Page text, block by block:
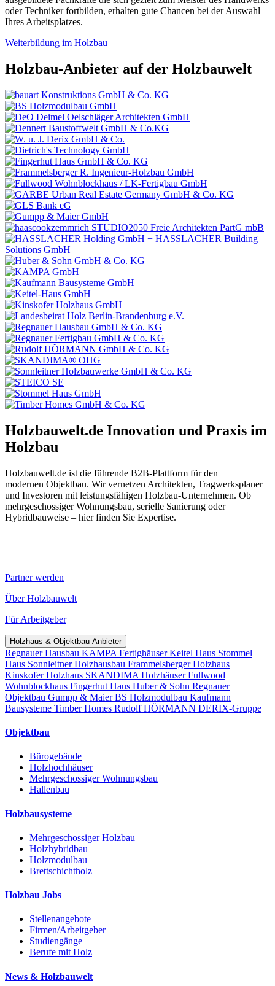
oder Techniker fortbilden, erhalten gute Chancen bei der Auswahl
Ihres Arbeitsplatzes.
Weiterbildung im Holzbau
Holzbau-Anbieter auf der Holzbauwelt
Holzbauwelt.de Innovation und Praxis im
Holzbau
Holzbauwelt.de ist die führende B2B-Plattform für den
modernen Objektbau. Wir vernetzen Architekten, Tragwerksplaner
und Investoren mit leistungsfähigen Holzbau-Unternehmen. Ob
mehrgeschossiger Wohnungsbau, serielle Sanierung oder
Hybridbauweise – hier finden Sie Expertise.
Partner werden
Über Holzbauwelt
Für Arbeitgeber
Holzhaus & Objektbau Anbieter
Regnauer Hausbau KAMPA FertighäuserKeitel Haus Stommel
Haus Sonnleitner Holzhausbau Frammelsberger Holzhaus
Kinskofer Holzhaus SKANDIMA HolzhäuserFullwood
Wohnblockhaus Fingerhut Haus Huber & Sohn Regnauer
Objektbau Gumpp & MaierBS Holzmodulbau Kaufmann
Bausysteme Timber Homes Rudolf HÖRMANN DERIX-Gruppe
Objektbau
Bürogebäude
Holzhochhäuser
Mehrgeschossiger Wohnungsbau
Hallenbau
Holzbausysteme
Mehrgeschossiger Holzbau
Holzhybridbau
Holzmodulbau
Brettschichtholz
Holzbau Jobs
Stellenangebote
Firmen/Arbeitgeber
Studiengänge
Berufe mit Holz
News & Holzbauwelt